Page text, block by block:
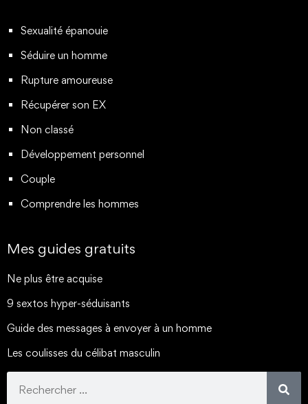
Sexualité épanouie
Séduire un homme
Rupture amoureuse
Récupérer son EX
Non classé
Développement personnel
Couple
Comprendre les hommes
Mes guides gratuits
Ne plus être acquise
9 sextos hyper-séduisants
Guide des messages à envoyer à un homme
Les coulisses du célibat masculin